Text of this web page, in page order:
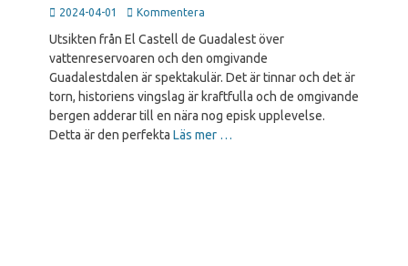
Publicerad
2024-04-01 Kommentera
Utsikten från El Castell de Guadalest över
vattenreservoaren och den omgivande
Guadalestdalen är spektakulär. Det är tinnar och det är
torn, historiens vingslag är kraftfulla och de omgivande
bergen adderar till en nära nog episk upplevelse.
Detta är den perfekta Läs mer …